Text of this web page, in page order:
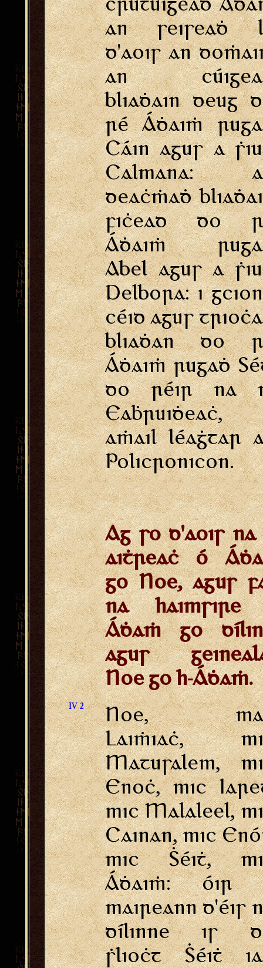
an seiseaḋ
d'aois an
an
bliaḋain deug
ré Áḋaiṁ
Cáin agus a
Calmana:
deaċṁaḋ
fiċead do
Áḋaiṁ
Abel agus a
Delbora: i
céid agus
bliaḋan do
Áḋaiṁ rugaḋ
do réir na
Eaḃruiḋeaċ,
aṁail léaġtar
Policronicon.
Ag so d'aois na
aiṫreaċ ó
go Noe, agus
na haimsire
Áḋaṁ go
agus
Noe go h-Áḋaṁ.
IV 2
Noe,
Laiṁiaċ,
Matusalem,
Enoċ, mic
mic Malaleel,
Cainan, mic
mic Ṡéiṫ,
Áḋaiṁ: óir
maireann d'éis
dílinne is
ṡlioċt Ṡéiṫ